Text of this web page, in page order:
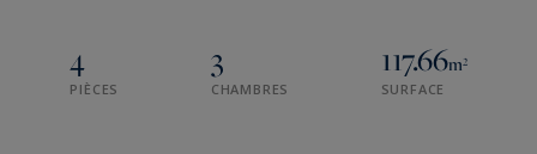
4
PIÈCES
3
CHAMBRES
117.66m²
SURFACE